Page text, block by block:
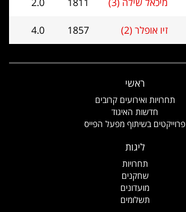
זיו אופלר (2) 1857
4.0
ראשי
תחרויות ואירועים קרובים
חדשות האיגוד
פרוייקטים בשיתוף מפעל הפייס
ליגות
תחרויות
שחקנים
מועדונים
תשלומים